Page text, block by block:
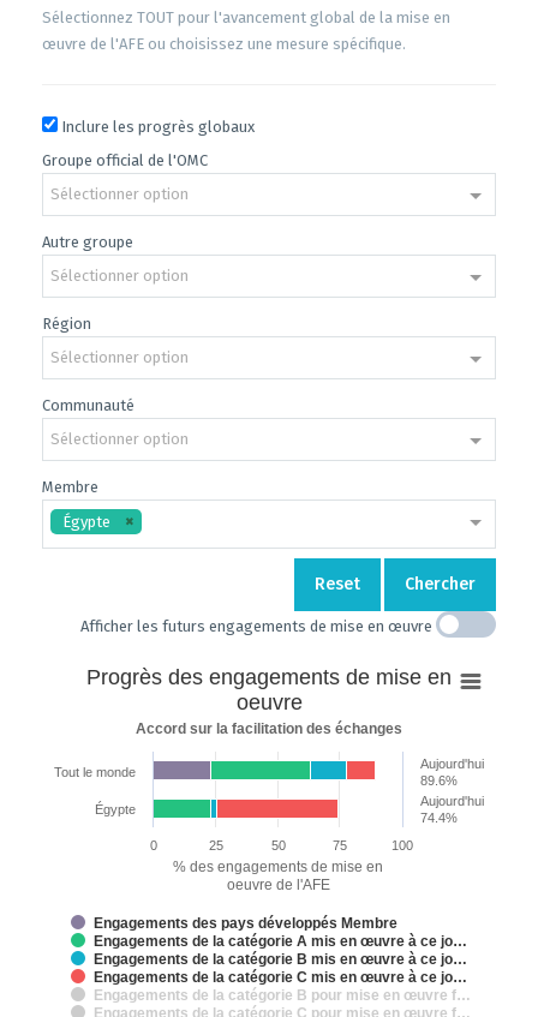
Sélectionnez TOUT pour l'avancement global de la mise en
œuvre de l'AFE ou choisissez une mesure spécifique.
Inclure les progrès globaux
Groupe official de l'OMC
Sélectionner option
Autre groupe
Sélectionner option
Région
Sélectionner option
Communauté
Sélectionner option
Membre
Égypte
Reset Chercher
Afficher les futurs engagements de mise en œuvre
mise
Bar chart with 7 data series.
Accord sur la facilitation des échanges
The chart has 1 Y axis displaying % des engagements de mise en
% des engagements de mise en
oeuvre de l'AFE
Progrès des engagements de mise en
oeuvre
Accord sur la facilitation des échanges
Engagements des pays développés Membre
Engagements de la catégorie A mis en œuvre à ce jo…
Engagements de la catégorie B mis en œuvre à ce jo…
Engagements de la catégorie C mis en œuvre à ce jo…
Engagements de la catégorie B pour mise en œuvre f…
Engagements de la catégorie C pour mise en œuvre f…
Tout le monde
Égypte
Aujourd'hui
89.6%
Aujourd'hui
74.4%
0
100
25 50 75